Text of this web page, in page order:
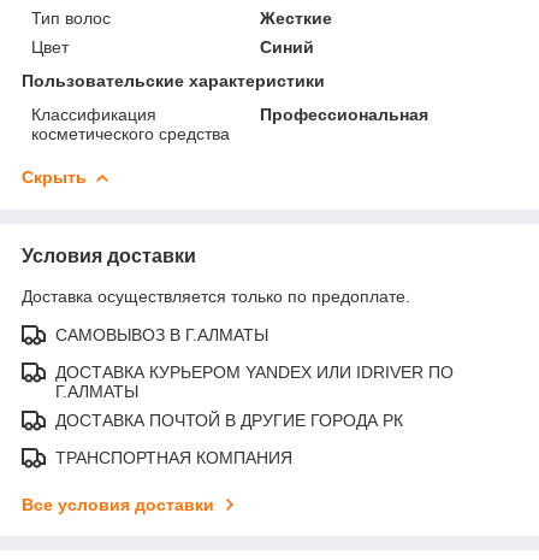
Тип волос
Жесткие
Цвет
Синий
Пользовательские характеристики
Классификация
косметического средства
Профессиональная
Скрыть
Условия доставки
Доставка осуществляется только по предоплате.
САМОВЫВОЗ В Г.АЛМАТЫ
ДОСТАВКА КУРЬЕРОМ YANDEX ИЛИ IDRIVER ПО
Г.АЛМАТЫ
ДОСТАВКА ПОЧТОЙ В ДРУГИЕ ГОРОДА РК
ТРАНСПОРТНАЯ КОМПАНИЯ
Все условия доставки